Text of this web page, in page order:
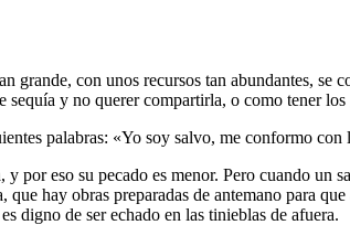
grande, con unos recursos tan abundantes,
y no querer compartirla, o como tener
palabras: «Yo soy salvo, me conformo
eso su pecado es menor. Pero cuando un
hay obras preparadas de antemano para
digno de ser echado en las tinieblas de afuera.